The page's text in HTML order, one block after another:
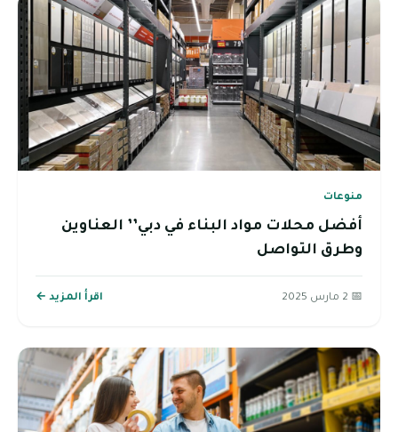
منوعات
أفضل محلات مواد البناء في دبي’’ العناوين
وطرق التواصل
📅 2 مارس 2025 اقرأ المزيد ←